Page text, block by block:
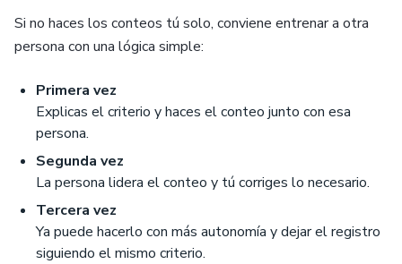
Si no haces los conteos tú solo, conviene entrenar a otra
persona con una lógica simple:
Primera vez
Explicas el criterio y haces el conteo junto con esa
persona.
Segunda vez
La persona lidera el conteo y tú corriges lo necesario.
Tercera vez
Ya puede hacerlo con más autonomía y dejar el registro
siguiendo el mismo criterio.